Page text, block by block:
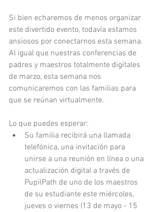
Si bien echaremos de menos organizar
este divertido evento, todavía estamos
ansiosos por conectarnos esta semana.
Al igual que nuestras conferencias de
padres y maestros totalmente digitales
de marzo, esta semana nos
comunicaremos con las familias para
que se reúnan virtualmente.
Lo que puedes esperar:
Su familia recibirá una llamada
telefónica, una invitación para
unirse a una reunión en línea o una
actualización digital a través de
PupilPath de uno de los maestros
de su estudiante este miércoles,
jueves o viernes (13 de mayo - 15